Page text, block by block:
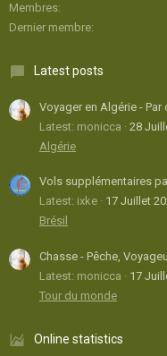
Membres
Dernier membre
Latest posts
Voyager en Algérie -
Latest: monicca
28
Algérie
Vols supplémentaires
Latest: ixke
17 Juillet
Brésil
Chasse - Pêche,
Latest: monicca
17
Tour du monde
Online statistics